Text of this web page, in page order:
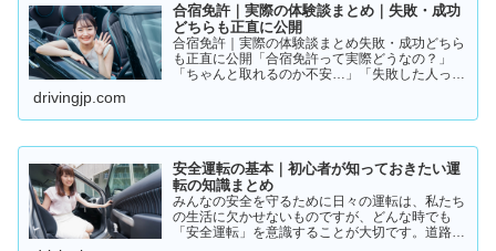
合宿免許｜実際の体験談まとめ｜失敗・成功
どちらも正直に公開
合宿免許｜実際の体験談まとめ失敗・成功どちら
も正直に公開「合宿免許って実際どうなの？」
「ちゃんと取れるのか不安…」「失敗した人って
た。結論から言うと👇👉 …
drivingjp.com
安全運転の基本｜初心者が知っておきたい運
転の知識まとめ
みんなの安全を守るために日々の運転は、私たち
の生活に欠かせないものですが、どんな時でも
「安全運転」を意識することが大切です。道路状